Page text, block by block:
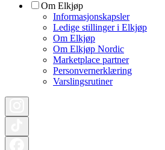
Om Elkjøp
Informasjonskapsler
Ledige stillinger i Elkjøp
Om Elkjøp
Om Elkjøp Nordic
Marketplace partner
Personvernerklæring
Varslingsrutiner